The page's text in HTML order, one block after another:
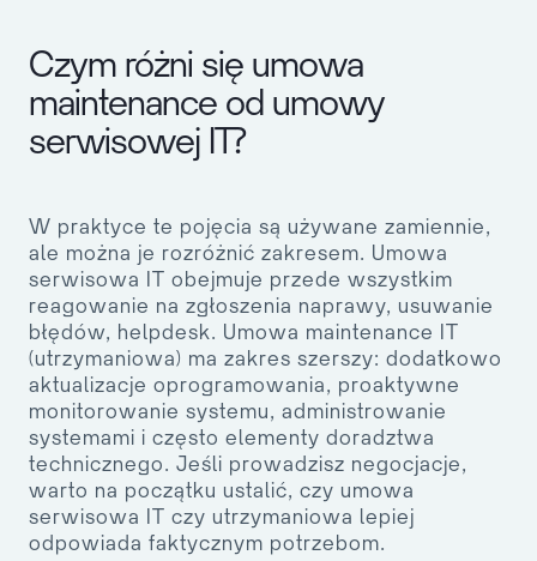
Czym różni się umowa
maintenance od umowy
serwisowej IT?
W praktyce te pojęcia są używane zamiennie,
ale można je rozróżnić zakresem. Umowa
serwisowa IT obejmuje przede wszystkim
reagowanie na zgłoszenia naprawy, usuwanie
błędów, helpdesk. Umowa maintenance IT
(utrzymaniowa) ma zakres szerszy: dodatkowo
aktualizacje oprogramowania, proaktywne
monitorowanie systemu, administrowanie
systemami i często elementy doradztwa
technicznego. Jeśli prowadzisz negocjacje,
warto na początku ustalić, czy umowa
serwisowa IT czy utrzymaniowa lepiej
odpowiada faktycznym potrzebom.